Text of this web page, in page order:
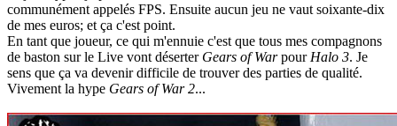
communément appelés FPS. Ensuite aucun jeu ne vaut soixante-dix
de mes euros; et ça c'est point.
En tant que joueur, ce qui m'ennuie c'est que tous mes compagnons
de baston sur le Live vont déserter Gears of Warpour Halo 3. Je
sens que ça va devenir difficile de trouver des parties de qualité.
Vivement la hype Gears of War 2...